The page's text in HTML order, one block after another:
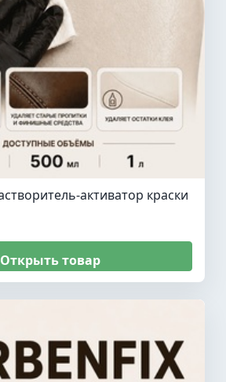
активатор краски
Открыть товар